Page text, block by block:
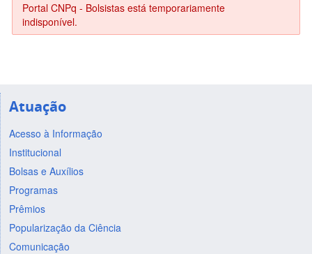
Portal CNPq - Bolsistas está temporariamente
indisponível.
Atuação
Acesso à Informação
Institucional
Bolsas e Auxílios
Programas
Prêmios
Popularização da Ciência
Comunicação